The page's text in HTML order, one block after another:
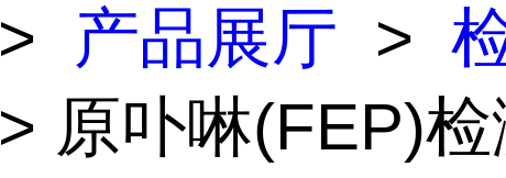
> 产品展厅 >
> 原卟啉(FEP)